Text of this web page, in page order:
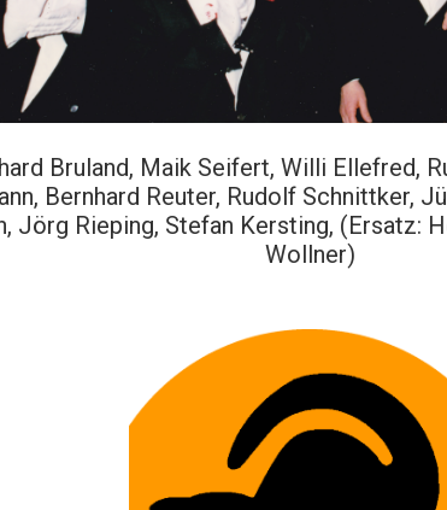
Bruland, Maik Seifert, Willi Ellefred,
Bernhard Reuter, Rudolf Schnittker,
Jörg Rieping, Stefan Kersting, (Ersatz:
Wollner)